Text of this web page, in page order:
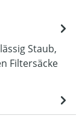
Staub,
Filtersäcke